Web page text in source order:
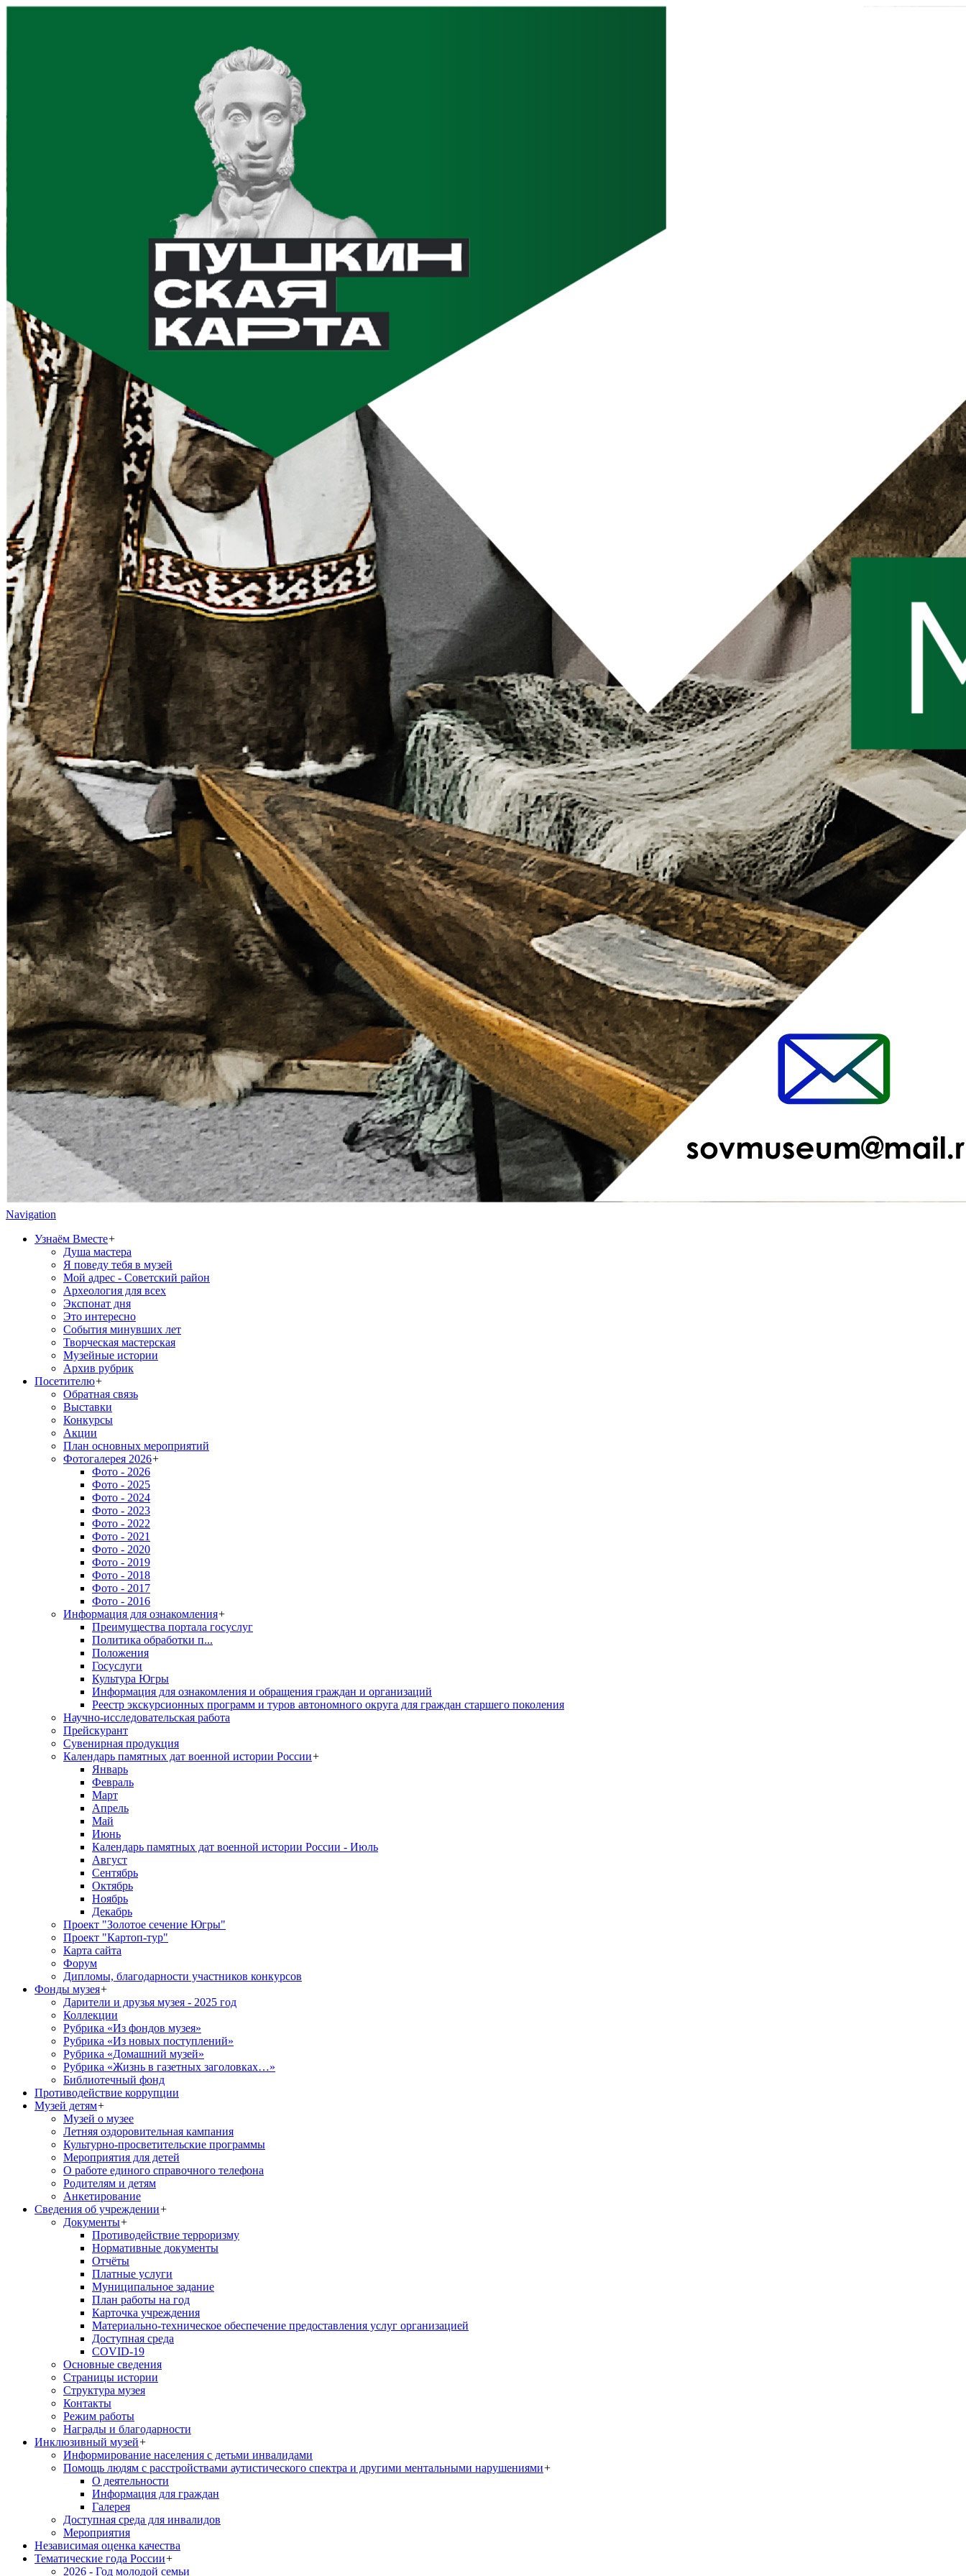
Navigation
Узнаём Вместе+
Душа мастера
Я поведу тебя в музей
Мой адрес - Советский район
Археология для всех
Экспонат дня
Это интересно
События минувших лет
Творческая мастерская
Музейные истории
Архив рубрик
Посетителю+
Обратная связь
Выставки
Конкурсы
Акции
План основных мероприятий
Фотогалерея 2026+
Фото - 2026
Фото - 2025
Фото - 2024
Фото - 2023
Фото - 2022
Фото - 2021
Фото - 2020
Фото - 2019
Фото - 2018
Фото - 2017
Фото - 2016
Информация для ознакомления+
Преимущества портала госуслуг
Политика обработки п...
Положения
Госуслуги
Культура Югры
Информация для ознакомления и обращения граждан и организаций
Реестр экскурсионных программ и туров автономного округа для граждан старшего поколения
Научно-исследовательская работа
Прейскурант
Сувенирная продукция
Календарь памятных дат военной истории России+
Январь
Февраль
Март
Апрель
Май
Июнь
Календарь памятных дат военной истории России - Июль
Август
Сентябрь
Октябрь
Ноябрь
Декабрь
Проект "Золотое сечение Югры"
Проект "Картоп-тур"
Карта сайта
Форум
Дипломы, благодарности участников конкурсов
Фонды музея+
Дарители и друзья музея - 2025 год
Коллекции
Рубрика «Из фондов музея»
Рубрика «Из новых поступлений»
Рубрика «Домашний музей»
Рубрика «Жизнь в газетных заголовках…»
Библиотечный фонд
Противодействие коррупции
Музей детям+
Музей о музее
Летняя оздоровительная кампания
Культурно-просветительские программы
Мероприятия для детей
О работе единого справочного телефона
Родителям и детям
Анкетирование
Сведения об учреждении+
Документы+
Противодействие терроризму
Нормативные документы
Отчёты
Платные услуги
Муниципальное задание
План работы на год
Карточка учреждения
Материально-техническое обеспечение предоставления услуг организацией
Доступная среда
COVID-19
Основные сведения
Страницы истории
Структура музея
Контакты
Режим работы
Награды и благодарности
Инклюзивный музей+
Информирование населения с детьми инвалидами
Помощь людям с расстройствами аутистического спектра и другими ментальными нарушениями+
О деятельности
Информация для граждан
Галерея
Доступная среда для инвалидов
Мероприятия
Независимая оценка качества
Тематические года России+
2026 - Год молодой семьи